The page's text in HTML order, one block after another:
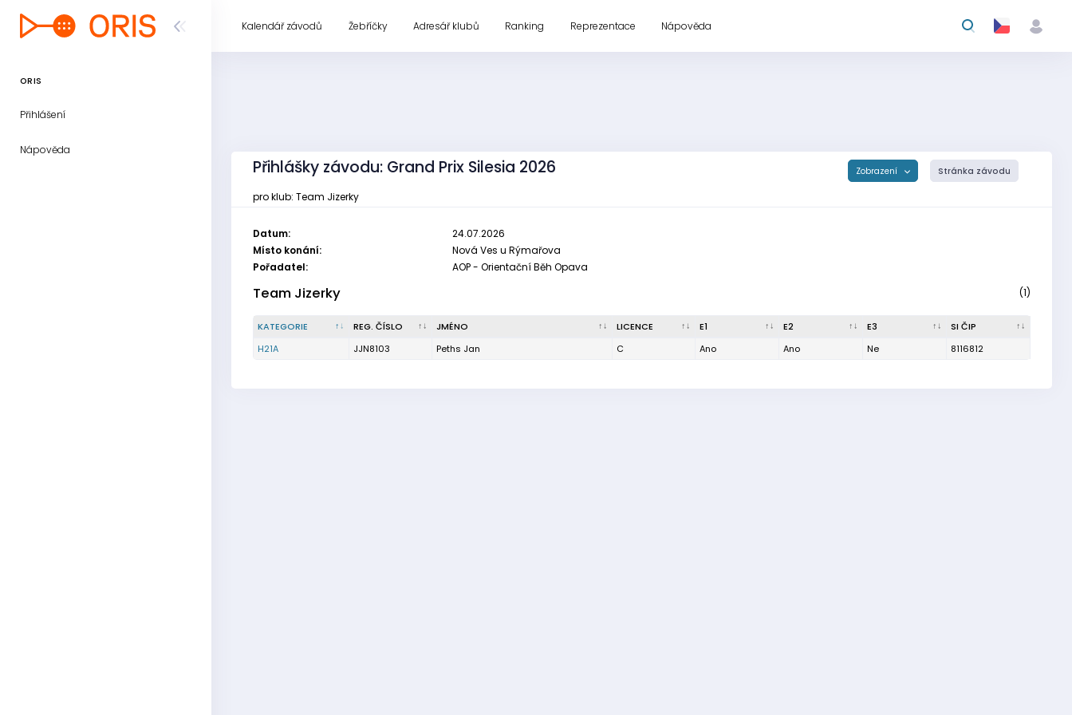
ORIS
Přihlášení
Nápověda
Kalendář závodů Žebříčky Adresář klubů Ranking Reprezentace Nápověda
Přihlášky závodu: Grand Prix Silesia 2026 Zobrazení Stránka závodu
pro klub: Team Jizerky
Datum:
24.07.2026
Místo konání:
Nová Ves u Rýmařova
Pořadatel:
AOP - Orientační Běh Opava
Team Jizerky (1)
KATEGORIE REG. ČÍSLO JMÉNO LICENCE E1 E2 E3
SI ČIP
H21A
JJN8103 Peths Jan C Ano Ano Ne 8116812